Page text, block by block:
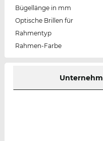
Bügellänge in mm
Optische Brillen für
Rahmentyp
Rahmen-Farbe